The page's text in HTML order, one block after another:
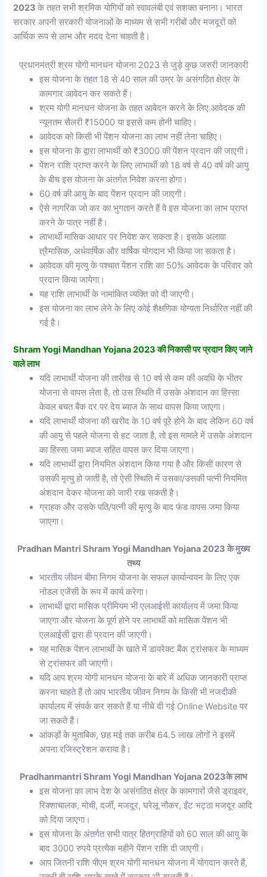
2023के तहत सभी श्रमिक योगियों को स्वावलंबी एवं सशक्त बनाना। भारत
सरकार अपनी सरकारी योजनाओं के माध्यम से सभी गरीबों और मजदूरों को
आर्थिक रूप से लाभ और मदद देना चाहती है।
प्रधानमंत्री श्रम योगी मानधन योजना 2023 से जुड़े कुछ जरुरी जानकारी
इस योजना के तहत 18 से 40 साल की उम्र के असंगठित क्षेत्र के
कामगार आवेदन कर सकते हैं।
श्रम योगी मानधन योजना के तहत आवेदन करने के लिए आवेदक की
न्यूनतम सैलरी ₹15000 या इससे कम होनी चाहिए।
आवेदक को किसी भी पेंशन योजना का लाभ नहीं लेना चाहिए।
इस योजना के द्वारा लाभार्थी को ₹3000 की पेंशन प्रदान की जाएगी।
पेंशन राशि प्राप्त करने के लिए लाभार्थी को 18 वर्ष से 40 वर्ष की आयु
के बीच इस योजना के अंतर्गत निवेश करना होगा।
60 वर्ष की आयु के बाद पेंशन प्रदान की जाएगी।
ऐसे नागरिक जो कर का भुगतान करते हैं वे इस योजना का लाभ प्राप्त
करने के पात्र नहीं हैं।
लाभार्थी मासिक आधार पर निवेश कर सकता है। इसके अलावा
त्रैमासिक, अर्धवार्षिक और वार्षिक योगदान भी किया जा सकता है।
आवेदक की मृत्यु के पश्चात पेंशन राशि का 50% आवेदक के परिवार को
प्रदान किया जायेगा।
यह राशि लाभार्थी के नामांकित व्यक्ति को दी जाएगी।
इस योजना का लाभ लेने के लिए कोई शैक्षणिक योग्यता निर्धारित नहीं की
गई है।
Shram Yogi Mandhan Yojana 2023 की निकासी पर प्रदान किए जाने
वाले लाभ
यदि लाभार्थी योजना की तारीख से 10 वर्ष से कम की अवधि के भीतर
योजना से वापस लेता है, तो उस स्थिति में उसके अंशदान का हिस्सा
केवल बचत बैंक दर पर देय ब्याज के साथ वापस किया जाएगा।
यदि लाभार्थी योजना की खरीद के 10 वर्ष पूरे होने के बाद लेकिन 60 वर्ष
की आयु से पहले योजना से हट जाता है, तो इस मामले में उसके अंशदान
का हिस्सा जमा ब्याज सहित वापस कर दिया जाएगा।
यदि लाभार्थी द्वारा नियमित अंशदान किया गया है और किसी कारण से
उसकी मृत्यु हो जाती है, तो ऐसी स्थिति में उसका/उसकी पत्नी नियमित
अंशदान देकर योजना को जारी रख सकती है।
ग्राहक और उसके पति/पत्नी की मृत्यु के बाद फंड वापस जमा किया
जाएगा।
Pradhan Mantri Shram Yogi Mandhan Yojana 2023 के मुख्य
तथ्य
भारतीय जीवन बीमा निगम योजना के सफल कार्यान्वयन के लिए एक
नोडल एजेंसी के रूप में कार्य करेगा।
लाभार्थी द्वारा मासिक प्रीमियम भी एलआईसी कार्यालय में जमा किया
जाएगा और योजना के पूर्ण होने पर लाभार्थी को मासिक पेंशन भी
एलआईसी द्वारा ही प्रदान की जाएगी।
यह मासिक पेंशन लाभार्थी के खाते में डायरेक्ट बैंक ट्रांसफर के माध्यम
से ट्रांसफर की जाएगी।
यदि आप श्रम योगी मानधन योजना के बारे में अधिक जानकारी प्राप्त
करना चाहते हैं तो आप भारतीय जीवन निगम के किसी भी नजदीकी
कार्यालय में संपर्क कर सकते हैं या नीचे दी गई Online Website पर
जा सकते हैं।
आंकड़ों के मुताबिक, छह मई तक करीब 64.5 लाख लोगों ने इसमें
अपना रजिस्ट्रेशन कराया है।
Pradhanmantri Shram Yogi Mandhan Yojana 2023के लाभ
इस योजना का लाभ देश के असंगठित क्षेत्र के कामगारों जैसे ड्राइवर,
रिक्शाचालक, मोची, दर्जी, मजदूर, घरेलू नौकर, ईंट भट्ठा मजदूर आदि
को दिया जाएगा।
इस योजना के अंतर्गत सभी पात्र हितग्राहियों को 60 साल की आयु के
बाद 3000 रुपये प्रत्येक महीने पेंशन राशि दी जाएगी।
आप जितनी राशि पीएम श्रम योगी मानधन योजना में योगदान करते हैं,